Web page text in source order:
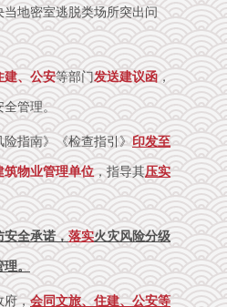
地密室逃脱类场所突出问
建、公安等部门发送建议函，
全管理。
险指南》《检查指引》印发至
筑物业管理单位，指导其压实
安全承诺，落实火灾风险分级
理。
府，会同文旅、住建、公安等